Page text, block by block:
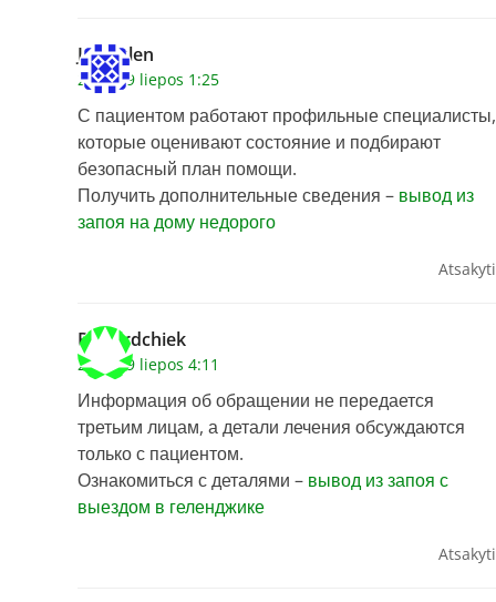
Jameslen
2026 29 liepos 1:25
С пациентом работают профильные специалисты,
которые оценивают состояние и подбирают
безопасный план помощи.
Получить дополнительные сведения – вывод из
запоя на дому недорого
Atsakyti
Richardchiek
2026 29 liepos 4:11
Информация об обращении не передается
третьим лицам, а детали лечения обсуждаются
только с пациентом.
Ознакомиться с деталями – вывод из запоя с
выездом в геленджике
Atsakyti